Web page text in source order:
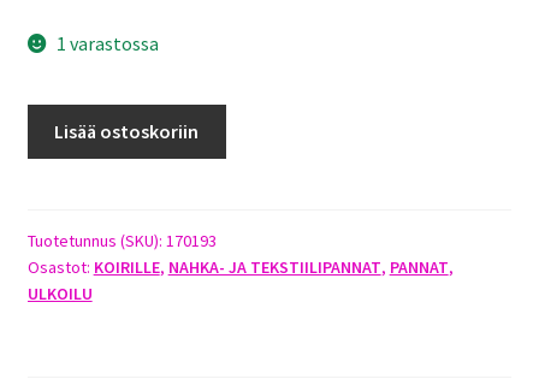
1 varastossa
=
72-
84CM
Lisää ostoskoriin
Tuotetunnus (SKU): 170193
Osastot: KOIRILLE, NAHKA- JA TEKSTIILIPANNAT, PANNAT,
ULKOILU